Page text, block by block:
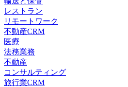
レストラン
リモートワーク
不動産CRM
医療
法務業務
不動産
コンサルティング
旅行業CRM